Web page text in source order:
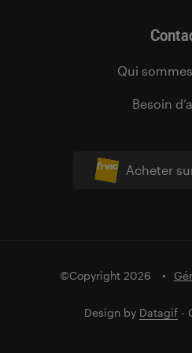
Acheter
Qui
Besoin
©Copyright 2026
Design by Datagif -